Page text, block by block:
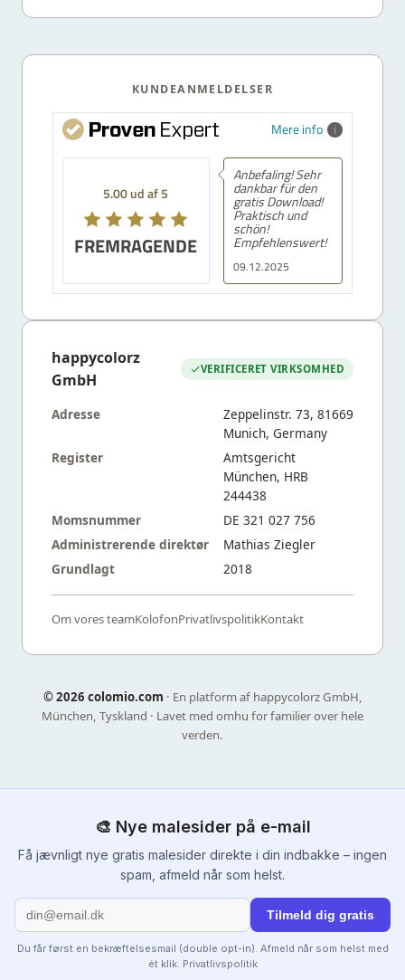
KUNDEANMELDELSER
Mere info
5.00 ud af 5
FREMRAGENDE
09.12.2025
Anbefaling! Sehr
dankbar für den
gratis Download!
Praktisch und
schön!
Empfehlenswert!
happycolorz
GmbH
VERIFICERET VIRKSOMHED
Adresse
Zeppelinstr. 73, 81669
Munich, Germany
Register
Amtsgericht
München, HRB
244438
Momsnummer
DE 321 027 756
Administrerende direktør
Mathias Ziegler
Grundlagt
2018
Om vores teamKolofonPrivatlivspolitikKontakt
©2026 colomio.com · En platform af happycolorz GmbH,
München, Tyskland · Lavet med omhu for familier over hele
verden.
🎨 Nye malesider på e-mail
Få jævnligt nye gratis malesider direkte i din indbakke – ingen
spam, afmeld når som helst.
Tilmeld dig gratis
Du får først en bekræftelsesmail (double opt-in). Afmeld når som helst med
ét klik. Privatlivspolitik